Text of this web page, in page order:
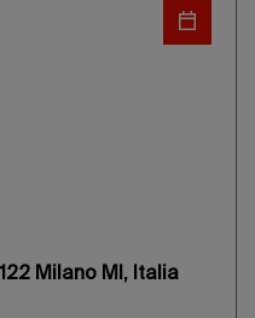
Milano MI, Italia